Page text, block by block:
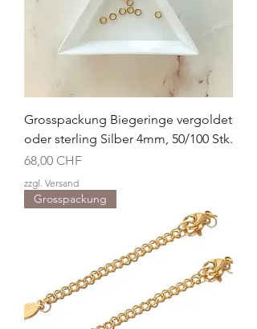
Grosspackung Biegeringe vergoldet
oder sterling Silber 4mm, 50/100 Stk.
Preis
68,00 CHF
zzgl. Versand
Grosspackung